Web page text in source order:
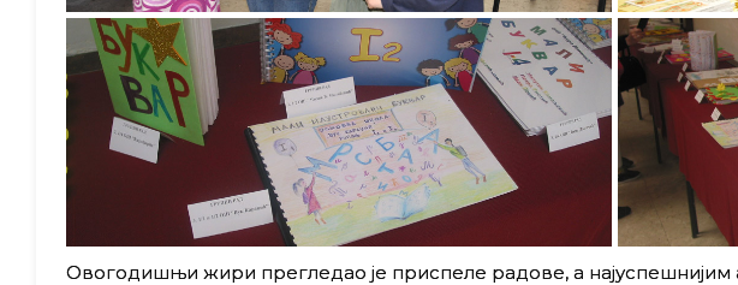
Овогодишњи жири прегледао је приспеле радове, а најуспешнијим